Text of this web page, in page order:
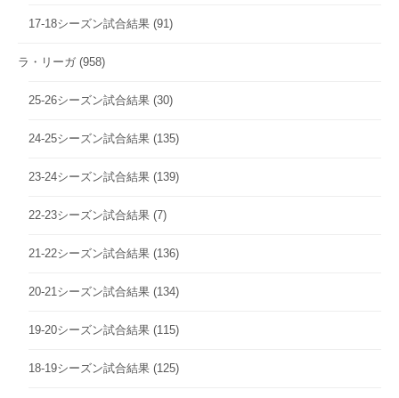
17-18シーズン試合結果 (91)
ラ・リーガ (958)
25-26シーズン試合結果 (30)
24-25シーズン試合結果 (135)
23-24シーズン試合結果 (139)
22-23シーズン試合結果 (7)
21-22シーズン試合結果 (136)
20-21シーズン試合結果 (134)
19-20シーズン試合結果 (115)
18-19シーズン試合結果 (125)